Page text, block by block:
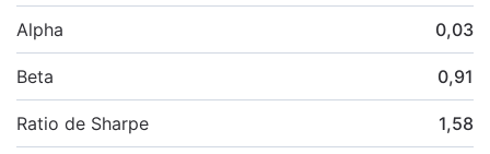
Alpha 0,03
Beta 0,91
Ratio de Sharpe 1,58